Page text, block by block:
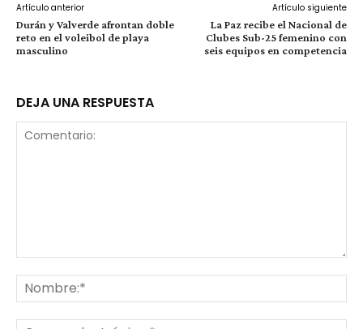
Artículo anterior
Durán y Valverde afrontan doble
reto en el voleibol de playa
masculino
Artículo siguiente
La Paz recibe el Nacional de
Clubes Sub-25 femenino con
seis equipos en competencia
DEJA UNA RESPUESTA